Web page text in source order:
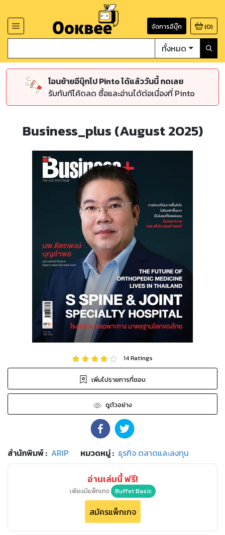
จัดการอีบุ๊ก (0)
ทั้งหมด
โอนย้ายอีบุ๊กไป Pinto ได้แล้ววันนี้ กดเลย
รับทันทีโค้ดลด ซื้อและอ่านได้ต่อเนื่องที่ Pinto
Business_plus (August 2025)
14Ratings
เพิ่มไปรายการที่ชอบ
ดูตัวอย่าง
สำนักพิมพ์: ARIP หมวดหมู่: ธุรกิจ ตลาดและลงทุน
อ่านเล่มนี้ ฟรี!
เพียงมีแพ็กเกจ Buffet Basic
สมัครแพ็กเกจ